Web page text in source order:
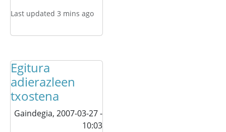
Last updated 3 mins ago
Egitura
adierazleen
txostena
Gaindegia, 2007-03-27 -
10:03